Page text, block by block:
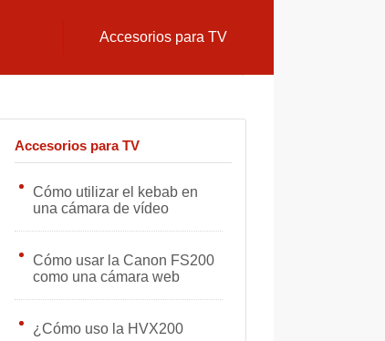
Accesorios para TV
Accesorios para TV
Cómo utilizar el kebab en
una cámara de vídeo
Cómo usar la Canon FS200
como una cámara web
¿Cómo uso la HVX200